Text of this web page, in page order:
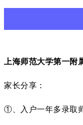
上海师范大学第一附
家长分享：
①、入户一年多录取